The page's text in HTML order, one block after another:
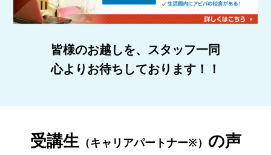
皆様のお越しを、スタッフ一同
心よりお待ちしております！！
受講生（キャリアパートナー※） の声